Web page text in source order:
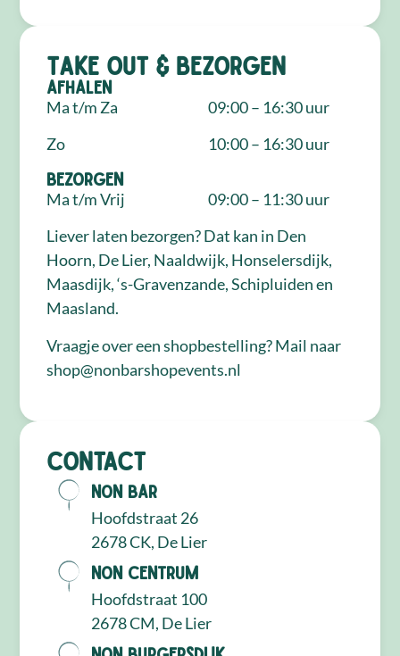
Take out & bezorgen
Afhalen
Ma t/m Za
Zo
09:00 – 16:30 uur
10:00 – 16:30 uur
Bezorgen
Ma t/m Vrij
09:00 – 11:30 uur
Liever laten bezorgen? Dat kan in Den
Hoorn, De Lier, Naaldwijk, Honselersdijk,
Maasdijk, ‘s-Gravenzande, Schipluiden en
Maasland.
Vraagje over een shopbestelling? Mail naar
shop@nonbarshopevents.nl
Contact
NON Bar
Hoofdstraat 26
2678 CK, De Lier
NON Centrum
Hoofdstraat 100
2678 CM, De Lier